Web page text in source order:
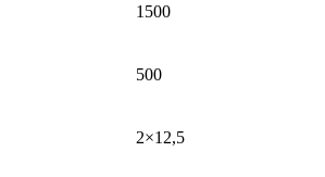
1500
500
2×12,5